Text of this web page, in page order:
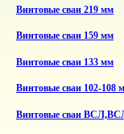
Винтовые сваи 219 мм
Винтовые сваи 159 мм
Винтовые сваи 133 мм
Винтовые сваи 102-108
Винтовые сваи